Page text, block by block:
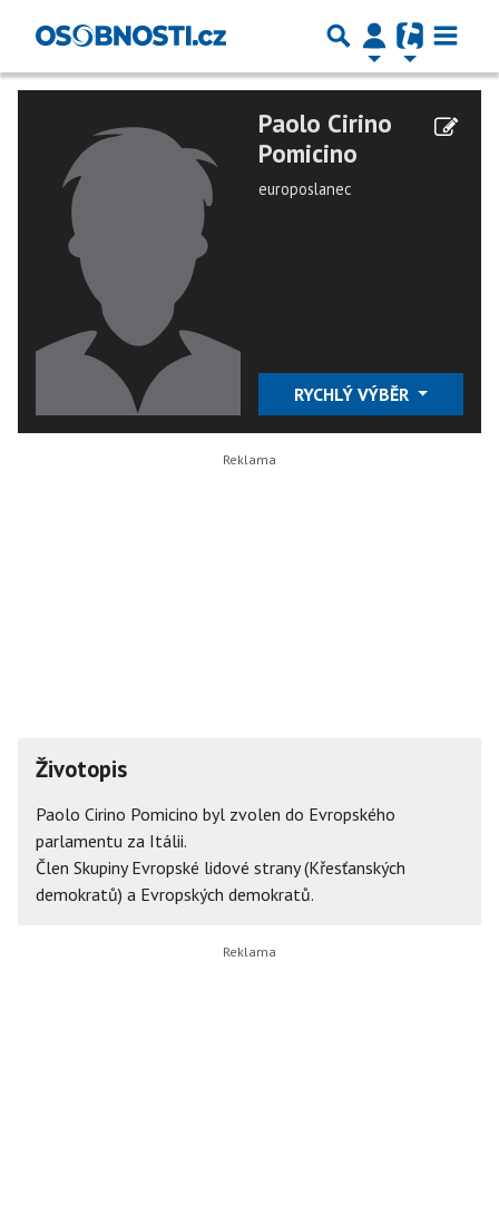
Paolo Cirino
Pomicino
europoslanec
RYCHLÝ VÝBĚR
Životopis
Paolo Cirino Pomicino byl zvolen do Evropského
parlamentu za Itálii.
Člen Skupiny Evropské lidové strany (Křesťanských
demokratů) a Evropských demokratů.